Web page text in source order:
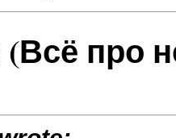
(Всё про